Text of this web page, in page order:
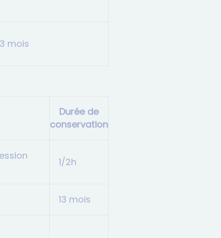
mois
Durée de
conservation
1/2h
13 mois